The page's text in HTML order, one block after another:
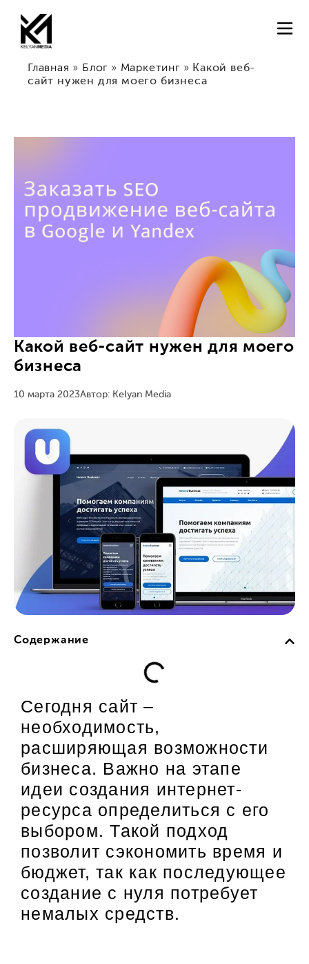
Главная » Блог » Маркетинг» Какой веб-
сайт нужен для моего бизнеса
Какой веб-сайт нужен для моего
бизнеса
10 марта 2023Автор: Kelyan Media
Содержание
Сегодня сайт –
необходимость,
расширяющая возможности
бизнеса. Важно на этапе
идеи создания интернет-
ресурса определиться с его
выбором. Такой подход
позволит сэкономить время и
бюджет, так как последующее
создание с нуля потребует
немалых средств.